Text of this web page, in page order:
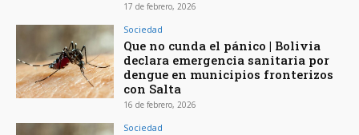
17 de febrero, 2026
Sociedad
Que no cunda el pánico | Bolivia
declara emergencia sanitaria por
dengue en municipios fronterizos
con Salta
16 de febrero, 2026
Sociedad